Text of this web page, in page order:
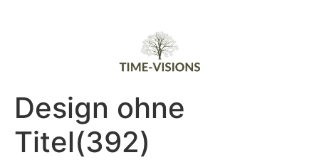
Design ohne
Titel(392)